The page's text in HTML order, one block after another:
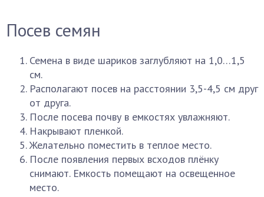
Посев семян
Семена в виде шариков заглубляют на 1,0…1,5
см.
Располагают посев на расстоянии 3,5-4,5 см друг
от друга.
После посева почву в емкостях увлажняют.
Накрывают пленкой.
Желательно поместить в теплое место.
После появления первых всходов плёнку
снимают. Емкость помещают на освещенное
место.